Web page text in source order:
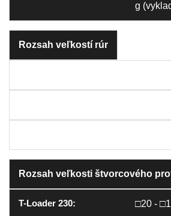
g
Rozsah veľkostí rúr
Rozsah veľkosti štvorcového
□20 -